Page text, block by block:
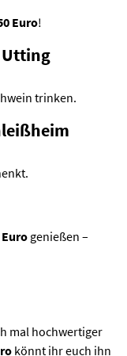
Euro!
trinken.
genießen –
mal hochwertiger
könnt ihr euch ihn